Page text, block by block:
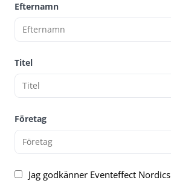
Efternamn
Titel
Företag
Jag godkänner Eventeffect Nordics